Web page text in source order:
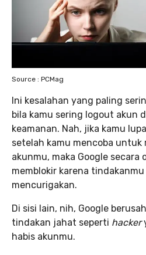
Source : PCMag
Ini kesalahan yang paling
bila kamu sering logout akun
keamanan. Nah, jika kamu
setelah kamu mencoba untuk
akunmu, maka Google secara
memblokir karena
mencurigakan.
Di sisi lain, nih, Google
tindakan jahat seperti hacker
habis akunmu.